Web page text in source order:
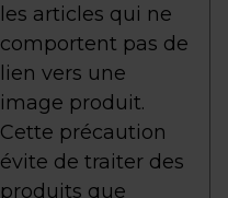
les articles qui ne
comportent pas de
lien vers une
image produit.
Cette précaution
évite de traiter des
produits que